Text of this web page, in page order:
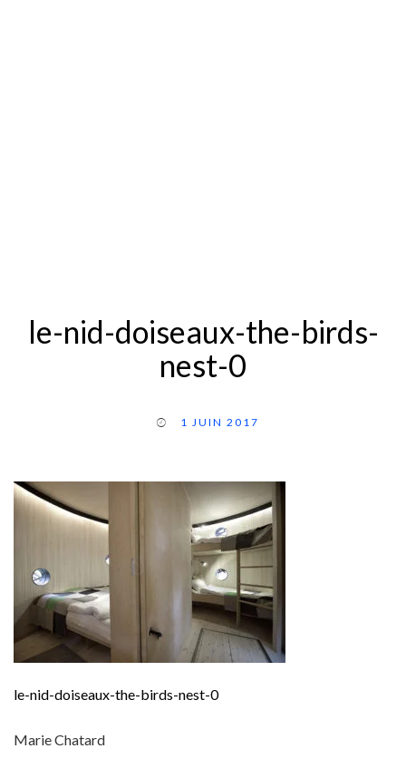
le-nid-doiseaux-the-birds-
nest-0
1 JUIN 2017
le-nid-doiseaux-the-birds-nest-0
Marie Chatard